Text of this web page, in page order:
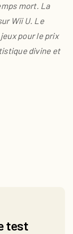
mort. La
Wii U. Le
pour le prix
divine et
test